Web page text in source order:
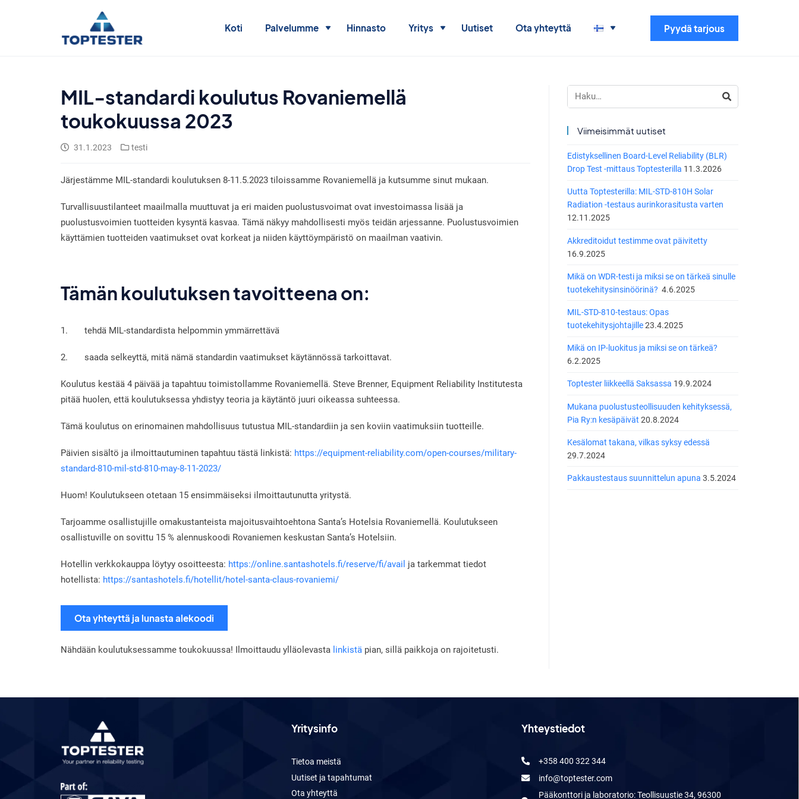
Koti Palvelumme Hinnasto Yritys Uutiset Ota yhteyttä Pyydä tarjous
MIL-standardi koulutus Rovaniemellä
toukokuussa 2023
31.1.2023 testi
Järjestämme MIL-standardi koulutuksen 8-11.5.2023 tiloissamme Rovaniemellä ja kutsumme sinut mukaan.
Turvallisuustilanteet maailmalla muuttuvat ja eri maiden puolustusvoimat ovat investoimassa lisää ja
puolustusvoimien tuotteiden kysyntä kasvaa. Tämä näkyy mahdollisesti myös teidän arjessanne. Puolustusvoimien
käyttämien tuotteiden vaatimukset ovat korkeat ja niiden käyttöympäristö on maailman vaativin.
Tämän koulutuksen tavoitteena on:
1. tehdä MIL-standardista helpommin ymmärrettävä
2. saada selkeyttä, mitä nämä standardin vaatimukset käytännössä tarkoittavat.
Koulutus kestää 4 päivää ja tapahtuu toimistollamme Rovaniemellä. Steve Brenner, Equipment Reliability Institutesta
pitää huolen, että koulutuksessa yhdistyy teoria ja käytäntö juuri oikeassa suhteessa.
Tämä koulutus on erinomainen mahdollisuus tutustua MIL-standardiin ja sen koviin vaatimuksiin tuotteille.
Päivien sisältö ja ilmoittautuminen tapahtuu tästä linkistä: https://equipment-reliability.com/open-courses/military-
standard-810-mil-std-810-may-8-11-2023/
Huom! Koulutukseen otetaan 15 ensimmäiseksi ilmoittautunutta yritystä.
Tarjoamme osallistujille omakustanteista majoitusvaihtoehtona Santa’s Hotelsia Rovaniemellä. Koulutukseen
osallistuville on sovittu 15 % alennuskoodi Rovaniemen keskustan Santa’s Hotelsiin.
Hotellin verkkokauppa löytyy osoitteesta: https://online.santashotels.fi/reserve/fi/avail ja tarkemmat tiedot
hotellista: https://santashotels.fi/hotellit/hotel-santa-claus-rovaniemi/
Ota yhteyttä ja lunasta alekoodi
Nähdään koulutuksessamme toukokuussa! Ilmoittaudu ylläolevasta linkistäpian, sillä paikkoja on rajoitetusti.
Haku:
Viimeisimmät uutiset
Edistyksellinen Board-Level Reliability (BLR)
Drop Test -mittaus Toptesterilla 11.3.2026
Uutta Toptesterilla: MIL-STD-810H Solar
Radiation -testaus aurinkorasitusta varten
12.11.2025
Akkreditoidut testimme ovat päivitetty
16.9.2025
Mikä on WDR-testi ja miksi se on tärkeä sinulle
tuotekehitysinsinöörinä?4.6.2025
MIL-STD-810-testaus: Opas
tuotekehitysjohtajille23.4.2025
Mikä on IP-luokitus ja miksi se on tärkeä?
6.2.2025
Toptester liikkeellä Saksassa 19.9.2024
Mukana puolustusteollisuuden kehityksessä,
Pia Ry:n kesäpäivät20.8.2024
Kesälomat takana, vilkas syksy edessä
29.7.2024
Pakkaustestaus suunnittelun apuna3.5.2024
Yritysinfo
Tietoa meistä
Uutiset ja tapahtumat
Ota yhteyttä
Yhteystiedot
+358 400 322 344
info@toptester.com
Pääkonttori ja laboratorio: Teollisuustie 34, 96300